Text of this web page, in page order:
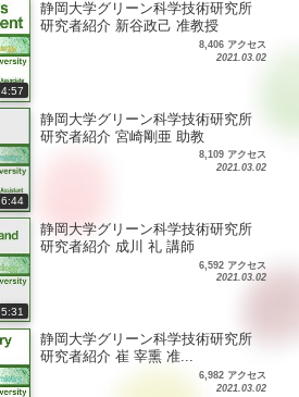
4:57
静岡大学グリーン科学技術研究所
研究者紹介 新谷政己 准教授
8,406 アクセス
2021.03.02
6:44
静岡大学グリーン科学技術研究所
研究者紹介 宮崎剛亜 助教
8,109 アクセス
2021.03.02
5:31
静岡大学グリーン科学技術研究所
研究者紹介 成川 礼 講師
6,592 アクセス
2021.03.02
静岡大学グリーン科学技術研究所
研究者紹介 崔 宰熏 准...
6,982 アクセス
2021.03.02